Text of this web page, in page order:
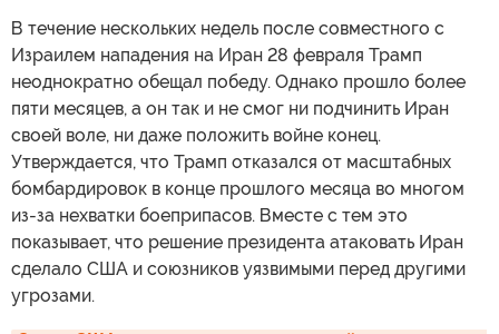
В течение нескольких недель после совместного с
Израилем нападения на Иран 28 февраля Трамп
неоднократно обещал победу. Однако прошло более
пяти месяцев, а он так и не смог ни подчинить Иран
своей воле, ни даже положить войне конец.
Утверждается, что Трамп отказался от масштабных
бомбардировок в конце прошлого месяца во многом
из-за нехватки боеприпасов. Вместе с тем это
показывает, что решение президента атаковать Иран
сделало США и союзников уязвимыми перед другими
угрозами.